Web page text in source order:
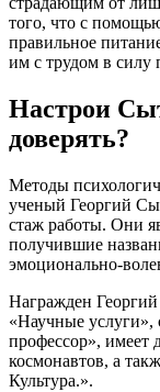
того, что с
правильное
им с трудом в силу
Настрои
доверять?
Методы
ученый Георгий
стаж работы. Они
получившие
эмоционально-
Награжден
«Научные
профессор»,
космонавтов, а
Культура.».